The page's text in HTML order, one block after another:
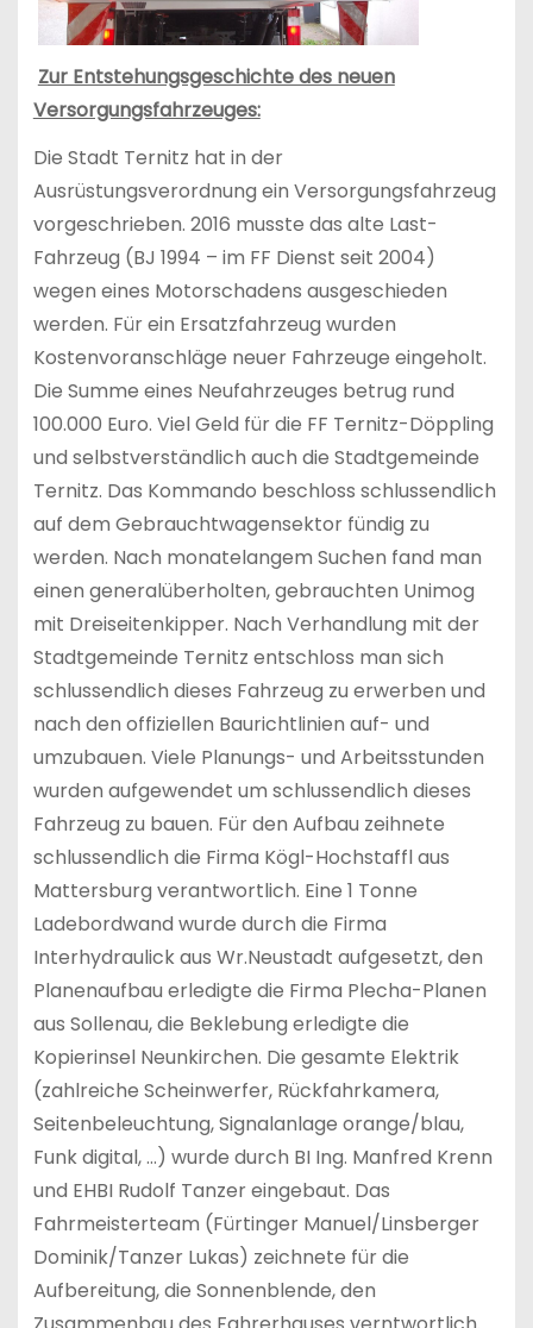
Zur Entstehungsgeschichte des neuen
Versorgungsfahrzeuges:
Die Stadt Ternitz hat in der
Ausrüstungsverordnung ein Versorgungsfahrzeug
vorgeschrieben. 2016 musste das alte Last-
Fahrzeug (BJ 1994 – im FF Dienst seit 2004)
wegen eines Motorschadens ausgeschieden
werden. Für ein Ersatzfahrzeug wurden
Kostenvoranschläge neuer Fahrzeuge eingeholt.
Die Summe eines Neufahrzeuges betrug rund
100.000 Euro. Viel Geld für die FF Ternitz-Döppling
und selbstverständlich auch die Stadtgemeinde
Ternitz. Das Kommando beschloss schlussendlich
auf dem Gebrauchtwagensektor fündig zu
werden. Nach monatelangem Suchen fand man
einen generalüberholten, gebrauchten Unimog
mit Dreiseitenkipper. Nach Verhandlung mit der
Stadtgemeinde Ternitz entschloss man sich
schlussendlich dieses Fahrzeug zu erwerben und
nach den offiziellen Baurichtlinien auf- und
umzubauen. Viele Planungs- und Arbeitsstunden
wurden aufgewendet um schlussendlich dieses
Fahrzeug zu bauen. Für den Aufbau zeihnete
schlussendlich die Firma Kögl-Hochstaffl aus
Mattersburg verantwortlich. Eine 1 Tonne
Ladebordwand wurde durch die Firma
Interhydraulick aus Wr.Neustadt aufgesetzt, den
Planenaufbau erledigte die Firma Plecha-Planen
aus Sollenau, die Beklebung erledigte die
Kopierinsel Neunkirchen. Die gesamte Elektrik
(zahlreiche Scheinwerfer, Rückfahrkamera,
Seitenbeleuchtung, Signalanlage orange/blau,
Funk digital, …) wurde durch BI Ing. Manfred Krenn
und EHBI Rudolf Tanzer eingebaut. Das
Fahrmeisterteam (Fürtinger Manuel/Linsberger
Dominik/Tanzer Lukas) zeichnete für die
Aufbereitung, die Sonnenblende, den